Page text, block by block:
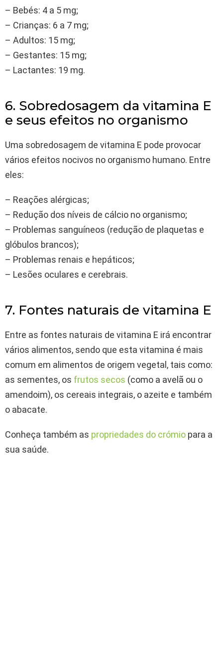
– Bebés: 4 a 5 mg;
– Crianças: 6 a 7 mg;
– Adultos: 15 mg;
– Gestantes: 15 mg;
– Lactantes: 19 mg.
6. Sobredosagem da vitamina E
e seus efeitos no organismo
Uma sobredosagem de vitamina E pode provocar
vários efeitos nocivos no organismo humano. Entre
eles:
– Reações alérgicas;
– Redução dos níveis de cálcio no organismo;
– Problemas sanguíneos (redução de plaquetas e
glóbulos brancos);
– Problemas renais e hepáticos;
– Lesões oculares e cerebrais.
7. Fontes naturais de vitamina E
Entre as fontes naturais de vitamina E irá encontrar
vários alimentos, sendo que esta vitamina é mais
comum em alimentos de origem vegetal, tais como:
as sementes, os frutos secos (como a avelã ou o
amendoim), os cereais integrais, o azeite e também
o abacate.
Conheça também as propriedades do crómio para a
sua saúde.